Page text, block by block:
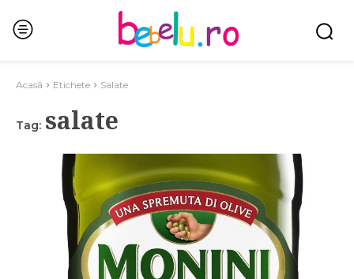
Acasă Etichete Salate
Tag: salate